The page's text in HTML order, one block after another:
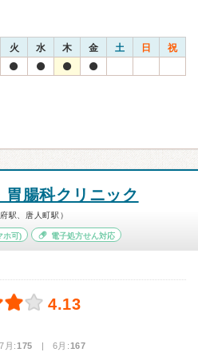
火 水 木 金 土 日 祝
胃腸科クリニック
駅、唐人町駅）
ホ可) 電子処方せん対応
4.13
月:175 | 6月:167